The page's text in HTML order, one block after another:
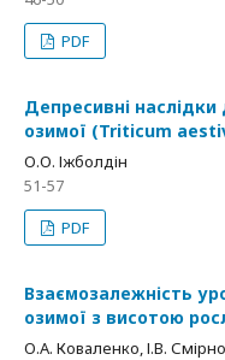
PDF
Депресивні
озимої (Triticum
О.О. Іжболдін
51-57
PDF
Взаємозалежність
озимої з висотою
О.А. Коваленко, І.В.